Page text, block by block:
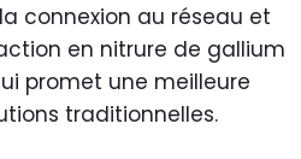
connexion au réseau et
en nitrure de gallium
promet une meilleure
traditionnelles.